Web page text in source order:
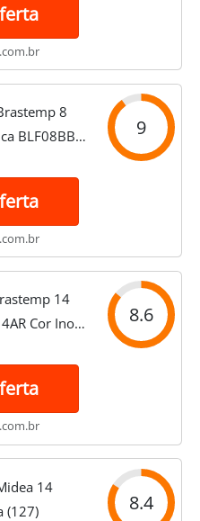
8
BLF08BB –
9
14
Cor Inox
8.6
14
(127)
8.4